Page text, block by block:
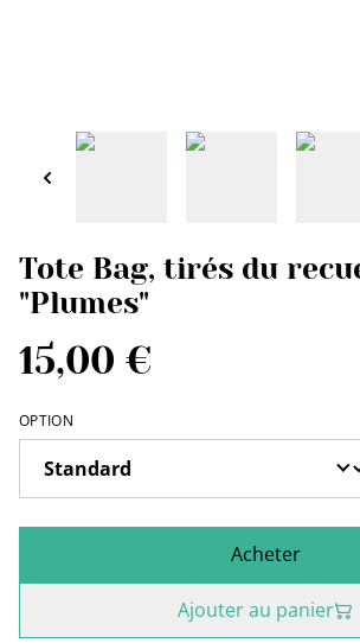
Tote Bag, tirés du
"Plumes"
15,00 €
OPTION
Acheter
Ajouter au panier